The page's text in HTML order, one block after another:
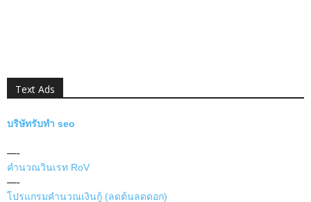
Text Ads
บริษัทรับทำ seo
—-
คำนวณวินเรท RoV
—-
โปรแกรมคำนวณเงินกู้ (ลดต้นลดดอก)